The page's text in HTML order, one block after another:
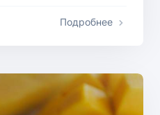
Подробнее